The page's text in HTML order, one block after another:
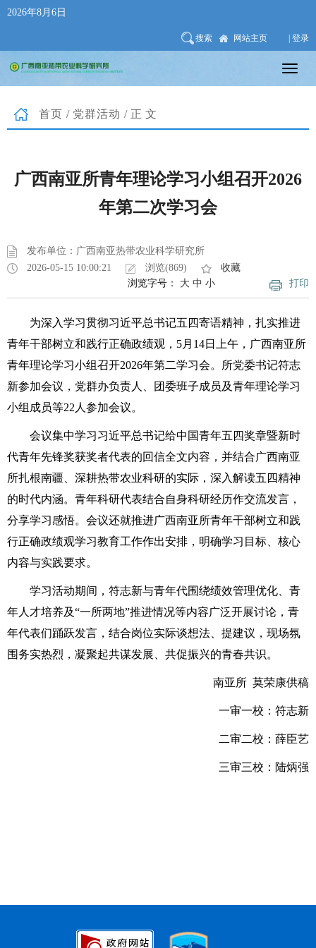
2026年8月6日
搜索 网站主页 | 登录
首页 / 党群活动 /正文
广西南亚所青年理论学习小组召开2026
年第二次学习会
发布单位：广西南亚热带农业科学研究所
2026-05-15 10:00:21
浏览(869)
收藏
打印
浏览字号： 大 中 小
为深入学习贯彻习近平总书记五四寄语精神，扎实推进
青年干部树立和践行正确政绩观，5月14日上午，广西南亚所
青年理论学习小组召开2026年第二学习会。所党委书记符志
新参加会议，党群办负责人、团委班子成员及青年理论学习
小组成员等22人参加会议。
会议集中学习习近平总书记给中国青年五四奖章暨新时
代青年先锋奖获奖者代表的回信全文内容，并结合广西南亚
所扎根南疆、深耕热带农业科研的实际，深入解读五四精神
的时代内涵。青年科研代表结合自身科研经历作交流发言，
分享学习感悟。会议还就推进广西南亚所青年干部树立和践
行正确政绩观学习教育工作作出安排，明确学习目标、核心
内容与实践要求。
学习活动期间，符志新与青年代围绕绩效管理优化、青
年人才培养及“一所两地”推进情况等内容广泛开展讨论，青
年代表们踊跃发言，结合岗位实际谈想法、提建议，现场氛
围务实热烈，凝聚起共谋发展、共促振兴的青春共识。
南亚所 莫荣康供稿
一审一校： 符志新
二审二校：薛臣艺
三审三校：陆炳强